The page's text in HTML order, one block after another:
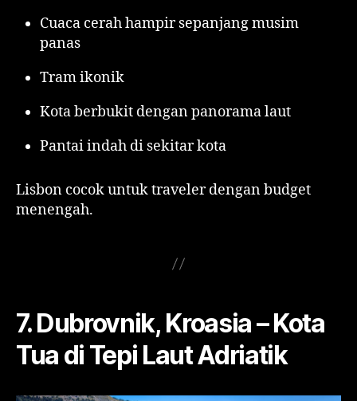
Cuaca cerah hampir sepanjang musim
panas
Tram ikonik
Kota berbukit dengan panorama laut
Pantai indah di sekitar kota
Lisbon cocok untuk traveler dengan budget
menengah.
7. Dubrovnik, Kroasia – Kota
Tua di Tepi Laut Adriatik